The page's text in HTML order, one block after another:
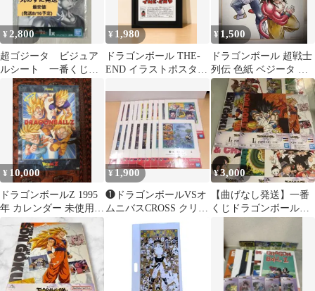
¥ 2,800
超ゴジータ ビジュア
ルシート 一番くじ l
¥ 1,980
ドラゴンボール THE-
END イラストポスター
¥ 1,500
ドラゴンボール 超戦士
列伝 色紙 ベジータ 孫
悟空
¥ 10,000
ドラゴンボールZ 1995
年 カレンダー 未使用品
レトロ
¥1,900
❶ドラゴンボールVSオ
ムニバスCROSS クリア
ポスター 全11種18枚
¥3,000
【曲げなし発送】一番
くじドラゴンボール I